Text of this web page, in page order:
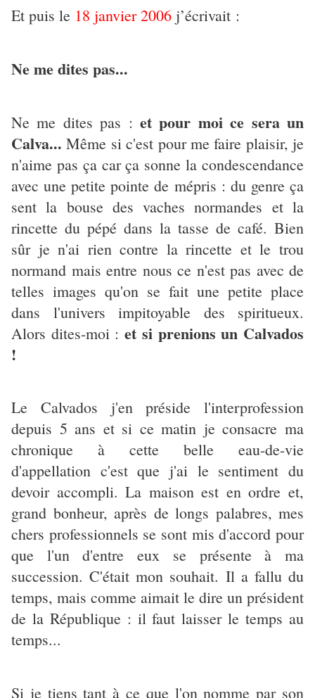
Et puis le 18 janvier 2006 j’écrivait :
Ne me dites pas...
Ne me dites pas : et pour moi ce sera un
Calva... Même si c'est pour me faire plaisir, je
n'aime pas ça car ça sonne la condescendance
avec une petite pointe de mépris : du genre ça
sent la bouse des vaches normandes et la
rincette du pépé dans la tasse de café. Bien
sûr je n'ai rien contre la rincette et le trou
normand mais entre nous ce n'est pas avec de
telles images qu'on se fait une petite place
dans l'univers impitoyable des spiritueux.
Alors dites-moi :et si prenions un Calvados
!
Le Calvados j'en préside l'interprofession
depuis 5 ans et si ce matin je consacre ma
chronique à cette belle eau-de-vie
d'appellation c'est que j'ai le sentiment du
devoir accompli. La maison est en ordre et,
grand bonheur, après de longs palabres, mes
chers professionnels se sont mis d'accord pour
que l'un d'entre eux se présente à ma
succession. C'était mon souhait. Il a fallu du
temps, mais comme aimait le dire un président
de la République : il faut laisser le temps au
temps...
Si je tiens tant à ce que l'on nomme par son